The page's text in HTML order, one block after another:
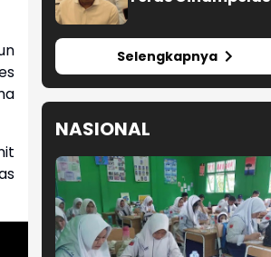
Selengkapnya
NASIONAL